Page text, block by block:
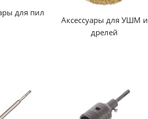
для пил
Аксессуары для УШМ и
дрелей